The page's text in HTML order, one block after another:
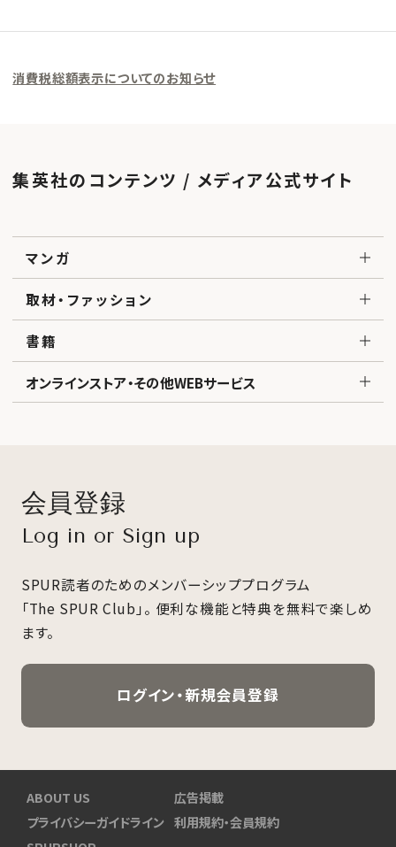
消費税総額表示についてのお知らせ
集英社のコンテンツ / メディア公式サイト
マンガ
取材・ファッション
書籍
オンラインストア・その他WEBサービス
会員登録
Log in or Sign up
SPUR読者のためのメンバーシッププログラム
「The SPUR Club」。 便利な機能と特典を無料で楽しめ
ます。
ログイン・新規会員登録
ABOUT US
広告掲載
プライバシーガイドライン 利用規約・会員規約